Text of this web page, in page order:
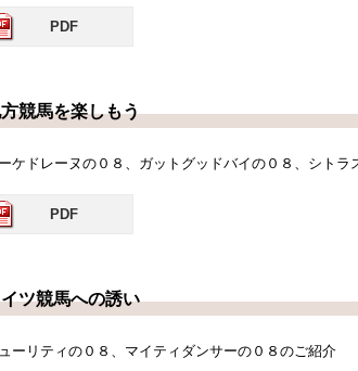
PDF
競馬を楽しもう
ケドレーヌの０８、ガットグッドバイの０８、シト
PDF
イツ競馬への誘い
ーリティの０８、マイティダンサーの０８のご紹介